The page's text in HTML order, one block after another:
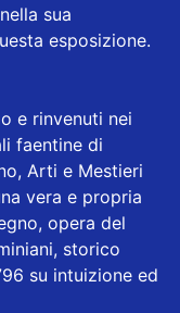
sua
esposizione.
e rinvenuti nei
faentine di
Arti e Mestieri
vera e propria
opera del
storico
su intuizione ed